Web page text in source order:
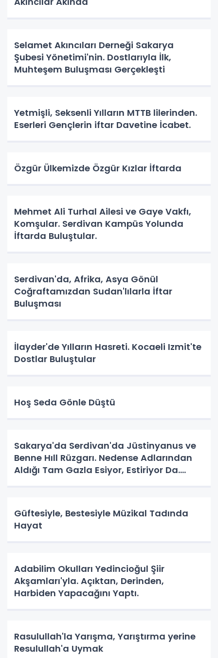
Selamet Akıncıları Derneği Sakarya
Şubesi Yönetimi'nin. Dostlarıyla İlk,
Muhteşem Buluşması Gerçekleşti
Yetmişli, Seksenli Yılların MTTB lilerinden.
Eserleri Gençlerin iftar Davetine İcabet.
Özgür Ülkemizde Özgür Kızlar İftarda
Mehmet Ali Turhal Ailesi ve Gaye Vakfı,
Komşular. Serdivan Kampüs Yolunda
İftarda Buluştular.
Serdivan'da, Afrika, Asya Gönül
Coğraftamızdan Sudan'lılarla İftar
Buluşması
İlayder'de Yılların Hasreti. Kocaeli Izmit'te
Dostlar Buluştular
Hoş Seda Gönle Düştü
Sakarya'da Serdivan'da Jüstinyanus ve
Benne Hıll Rüzgarı. Nedense Adlarından
Aldığı Tam Gazla Esiyor, Estiriyor Da.
Güftesiyle, Bestesiyle Müzikal Tadında
Hayat
Adabilim Okulları Yedincioğul Şiir
Akşamları'yla. Açıktan, Derinden,
Harbiden Yapacağını Yaptı.
Rasulullah'la Yarışma, Yarıştırma yerine
Resulullah'a Uymak